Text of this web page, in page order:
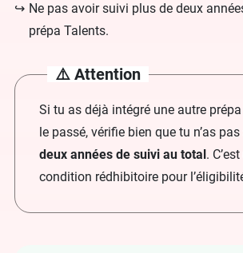
Ne pas avoir suivi plus de deux
prépa Talents.
⚠️ Attention
Si tu as déjà intégré une autre
le passé, vérifie bien que tu n’as pas
deux années de suivi au total.
condition rédhibitoire pour